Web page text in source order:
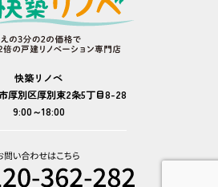
快築リノベ
厚別区厚別東2条5丁目8-28
9:00～18:00